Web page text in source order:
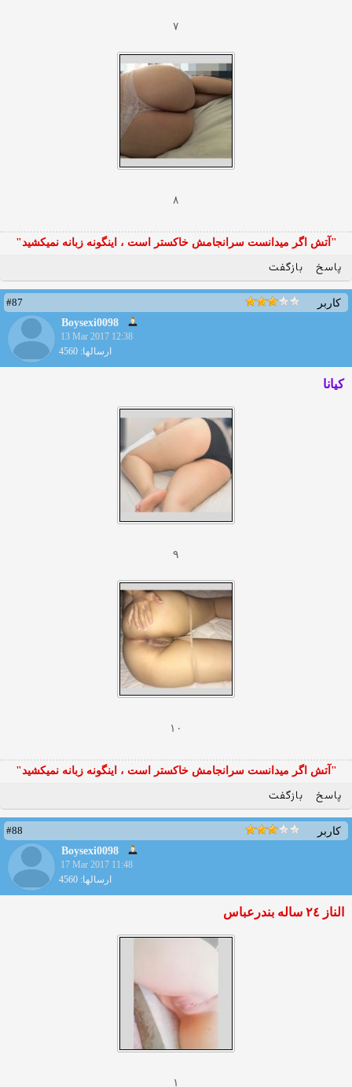
٧
٨
"آتش اگر ميدانست سرانجامش خاكستر است ، اينگونه زبانه نميكشيد"
پاسخ بازگفت
کاربر
#87
Boysexi0098
13 Mar 2017 12:38
ارسالها: 4560
كيانا
٩
١٠
"آتش اگر ميدانست سرانجامش خاكستر است ، اينگونه زبانه نميكشيد"
پاسخ بازگفت
کاربر
#88
Boysexi0098
17 Mar 2017 11:48
ارسالها: 4560
الناز ٢٤ ساله بندرعباس
١